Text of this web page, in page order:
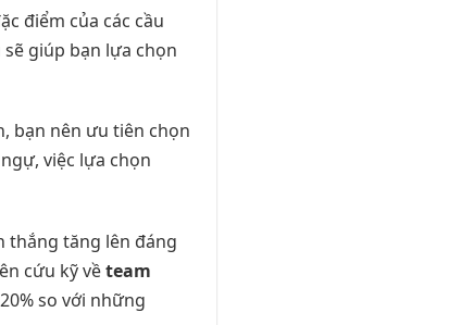
điểm của các cầu
giúp bạn lựa chọn
bạn nên ưu tiên chọn
việc lựa chọn
thắng tăng lên đáng
cứu kỹ vềteam
so với những